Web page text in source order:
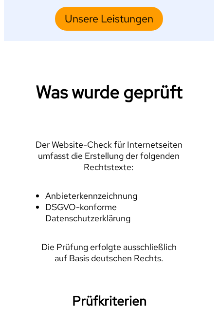
Unsere Leistungen
Was wurde geprüft
Der Website-Check für Internetseiten
umfasst die Erstellung der folgenden
Rechtstexte:
Anbieterkennzeichnung
DSGVO-konforme
Datenschutzerklärung
Die Prüfung erfolgte ausschließlich
auf Basis deutschen Rechts.
Prüfkriterien